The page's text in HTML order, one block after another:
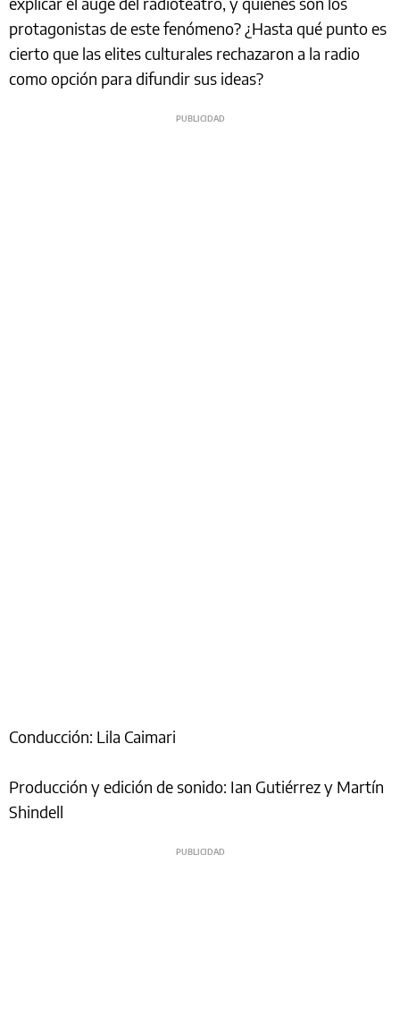
protagonistas de este fenómeno? ¿Hasta qué punto es
cierto que las elites culturales rechazaron a la radio
como opción para difundir sus ideas?
Conducción: Lila Caimari
Producción y edición de sonido: Ian Gutiérrez y Martín
Shindell